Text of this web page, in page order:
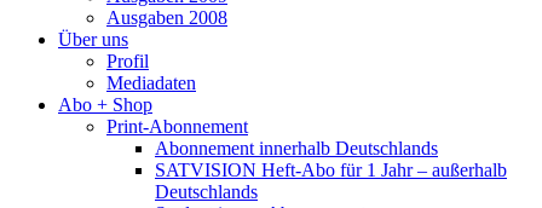
Ausgaben 2008
Über uns
Profil
Mediadaten
Abo + Shop
Print-Abonnement
Abonnement innerhalb Deutschlands
SATVISION Heft-Abo für 1 Jahr – außerhalb
Deutschlands